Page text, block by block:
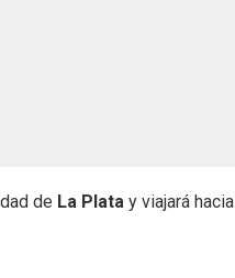
de La Plata y viajará hacia